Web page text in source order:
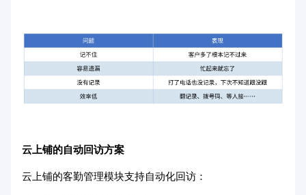
云上铺的自动回访方案
云上铺的客勤管理模块支持自动化回访：